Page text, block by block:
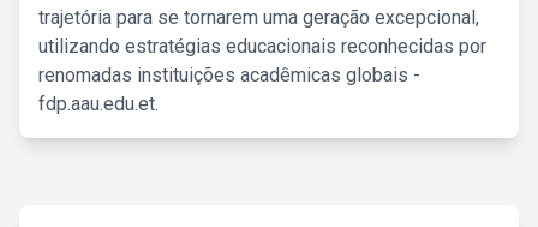
trajetória para se tornarem uma geração excepcional,
utilizando estratégias educacionais reconhecidas por
renomadas instituições acadêmicas globais -
fdp.aau.edu.et.